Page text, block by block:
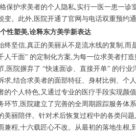
保护求美者的个人隐私,实行一医一患一
变。此外,医院开通了官网与电话双重预约
性塑美,诠释东方美学新表达
终坚信,真正的美丽从不是流水线的复制,而
人千面” 的定制化方案,为每一位求美者打
,医院摒弃了 “快速面诊、直接开单” 的行
求,结合求美者的面部特征、身材比例、个
的个人特色,又通过专业的医疗手段实现颜
环节,医院建立了完善的全周期跟踪服务体
美丽陪伴。针对术后恢复过程中的各类问
兼程,十六载匠心不改。从最初的落地生根